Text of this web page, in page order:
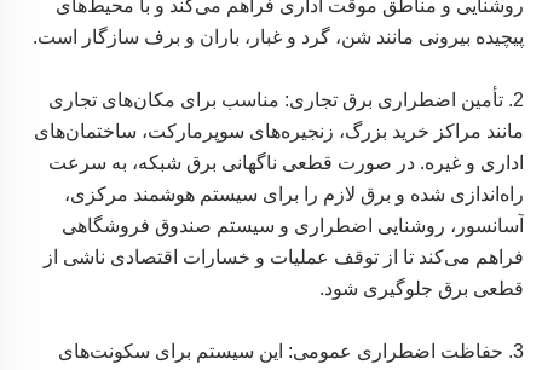
روشنایی و مناطق موقت اداری فراهم می‌کند و با محیط‌های
پیچیده بیرونی مانند شن، گرد و غبار، باران و برف سازگار است.
2. تأمین اضطراری برق تجاری: مناسب برای مکان‌های تجاری
مانند مراکز خرید بزرگ، زنجیره‌های سوپرمارکت، ساختمان‌های
اداری و غیره. در صورت قطعی ناگهانی برق شبکه، به سرعت
راه‌اندازی شده و برق لازم را برای سیستم هوشمند مرکزی،
آسانسور، روشنایی اضطراری و سیستم صندوق فروشگاهی
فراهم می‌کند تا از توقف عملیات و خسارات اقتصادی ناشی از
قطعی برق جلوگیری شود.
3. حفاظت اضطراری عمومی: این سیستم برای سکونت‌های